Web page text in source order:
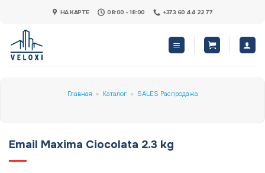
content
НА КАРТЕ 08:00 - 18:00 +373 60 44 22 77
Главная » Каталог » SALES Распродажа
Email Maxima Ciocolata 2.3 kg